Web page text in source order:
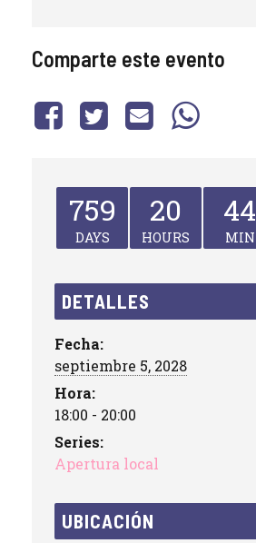
Comparte este evento
759
DAYS
20
HOURS
44
MIN
DETALLES
Fecha:
septiembre 5, 2028
Hora:
18:00 - 20:00
Series:
Apertura local
UBICACIÓN